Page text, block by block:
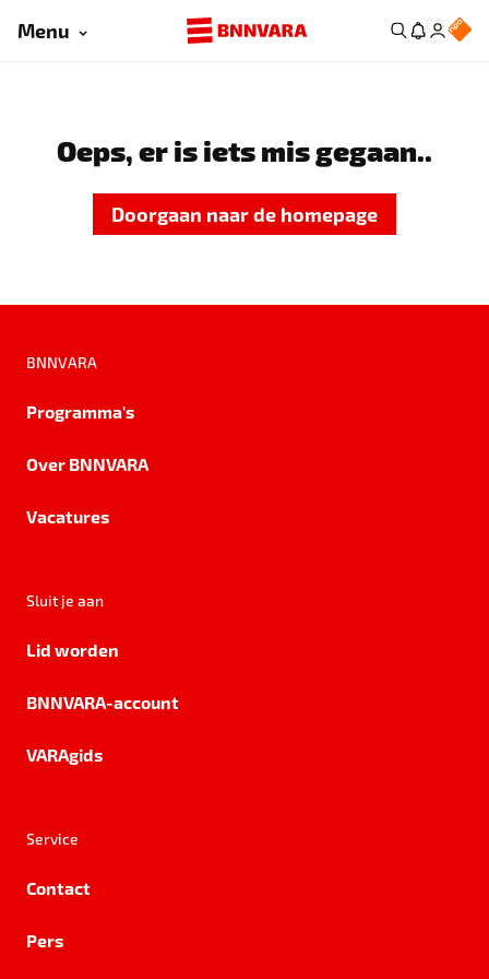
Menu
Oeps, er is iets mis gegaan..
Doorgaan naar de homepage
BNNVARA
Programma's
Over BNNVARA
Vacatures
Sluit je aan
Lid worden
BNNVARA-account
VARAgids
Service
Contact
Pers